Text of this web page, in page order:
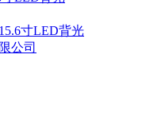
寸LED背光
公司